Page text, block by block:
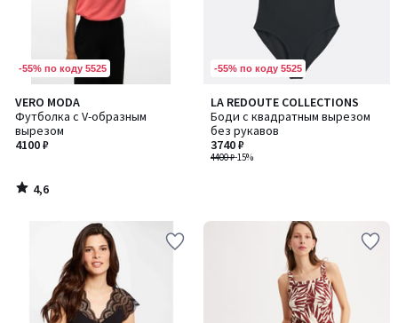
-55% по коду 5525
VERO MODA
Футболка с V-образным
вырезом
4100 ₽
4,6
/ 5
4,6
/
-55% по коду 5525
LA REDOUTE COLLECTIONS
Боди с квадратным вырезом
без рукавов
4400 ₽-15%
3740 ₽